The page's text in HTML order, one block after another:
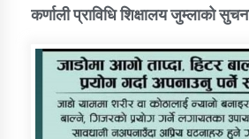
कर्णाली प्राविधि शिक्षालय जुम्लाको